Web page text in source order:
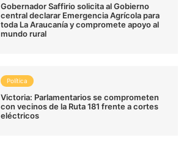
Gobernador Saffirio solicita al Gobierno
central declarar Emergencia Agrícola para
toda La Araucanía y compromete apoyo al
mundo rural
Política
Victoria: Parlamentarios se comprometen
con vecinos de la Ruta 181 frente a cortes
eléctricos